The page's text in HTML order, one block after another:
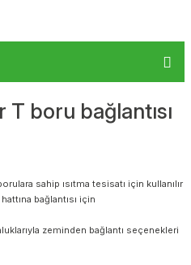
boru bağlantısı
sahip ısıtma tesisatı için kullanılır
bağlantısı için
zeminden bağlantı seçenekleri